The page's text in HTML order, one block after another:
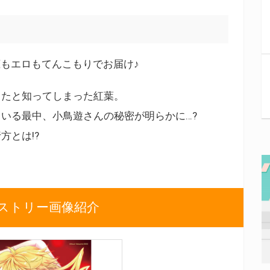
エロもてんこもりでお届け♪
と知ってしまった紅葉。
る最中、小鳥遊さんの秘密が明らかに…?
とは!?
トリー画像紹介